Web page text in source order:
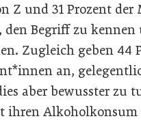
Z und 31 Prozent
den Begriff zu kennen
Zugleich geben 44
an,
aber bewusster zu
ihren